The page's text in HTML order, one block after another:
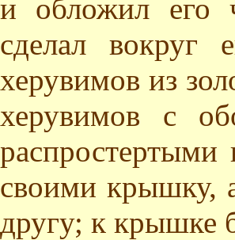
и обложил его
сделал вокруг
херувимов из
херувимов с
своими крышку,
другу; к крышке